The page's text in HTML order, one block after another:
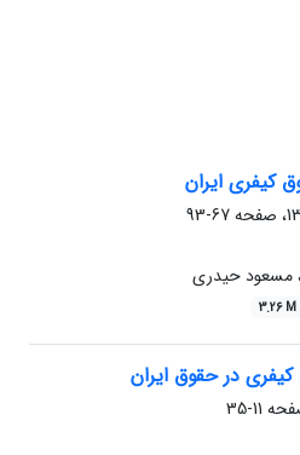
کیفری ایران
67-93
مسعود حیدری
3.26 M
در حقوق ایران
11-35